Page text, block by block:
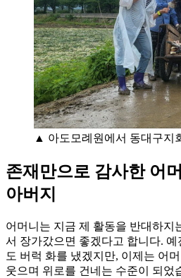
▲ 아도모례원에서 동대구지
존재만으로 감사한 어
아버지
어머니는 지금 제 활동을 반대하지
서 장가갔으면 좋겠다고 합니다. 예
도 버럭 화를 냈겠지만, 이제는 어
웃으며 위로를 건네는 수준이 되었